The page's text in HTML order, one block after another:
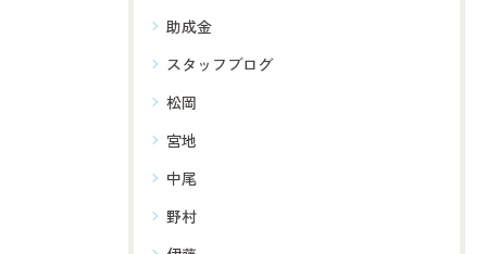
助成金
スタッフブログ
松岡
宮地
中尾
野村